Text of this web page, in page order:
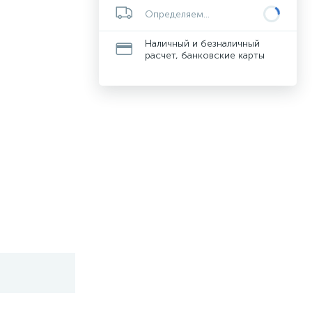
Определяем...
Наличный и безналичный
расчет, банковские карты